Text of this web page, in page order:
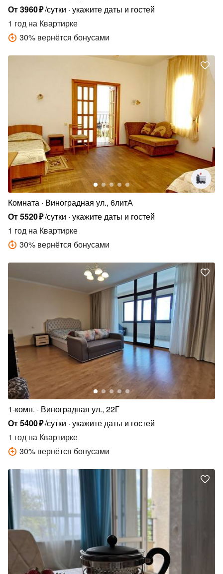
От3960₽/сутки укажите даты и гостей
1 год на Квартирке
30% вернётся бонусами
Комната
Виноградная ул., 6литА
От5520₽/сутки укажите даты и гостей
1 год на Квартирке
30% вернётся бонусами
1-комн.
Виноградная ул., 22Г
От5400₽/сутки укажите даты и гостей
1 год на Квартирке
30% вернётся бонусами